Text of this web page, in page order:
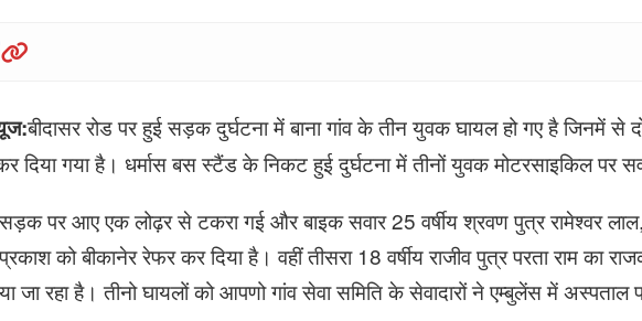
बीदासर रोड पर हुई सड़क दुर्घटना में बाना गांव के तीन युवक घायल हो गए है जिनमें से
दिया गया है। धर्मास बस स्टैंड के निकट हुई दुर्घटना में तीनों युवक मोटरसाइकिल पर
पर आए एक लोढ़र से टकरा गई और बाइक सवार 25 वर्षीय श्रवण पुत्र रामेश्वर लाल,
को बीकानेर रेफर कर दिया है। वहीं तीसरा 18 वर्षीय राजीव पुत्र परता राम का
जा रहा है। तीनो घायलों को आपणो गांव सेवा समिति के सेवादारों ने एम्बुलेंस में अस्पताल